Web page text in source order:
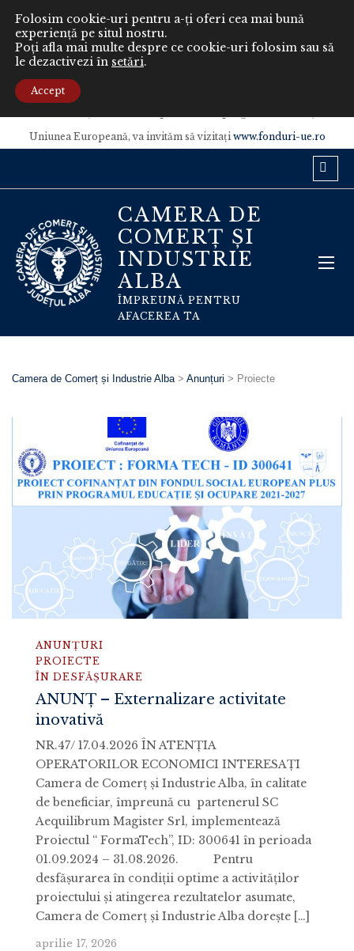
Conținutul acestui material nu reprezintă în mod obligatoriu poziția
oficială a Uniunii Europene sau a Guvernului României.
Uniunea Europeană, va invităm să vizitaţiwww.fonduri-ue.ro
CAMERA DE
COMERȚ ȘI
INDUSTRIE
ALBA
ÎMPREUNĂ PENTRU
AFACEREA TA
Camera de Comerț și Industrie Alba> Anunțuri > Proiecte
ANUNȚURI
PROIECTE
ÎN DESFĂȘURARE
ANUNȚ – Externalizare activitate
inovativă
NR.47/ 17.04.2026 ÎN ATENŢIA
OPERATORILOR ECONOMICI INTERESAŢI
Camera de Comerț și Industrie Alba, în calitate
de beneficiar, împreună cu partenerul SC
Aequilibrum Magister Srl, implementează
Proiectul “ FormaTech”, ID: 300641 în perioada
01.09.2024 – 31.08.2026. Pentru
desfășurarea în condiții optime a activităților
proiectului și atingerea rezultatelor asumate,
Camera de Comerț și Industrie Alba dorește […]
aprilie 17, 2026
Folosim cookie-uri pentru a-ți oferi cea mai bună
experiență pe situl nostru.
Poți afla mai multe despre ce cookie-uri folosim sau să
le dezactivezi în setări.
Accept